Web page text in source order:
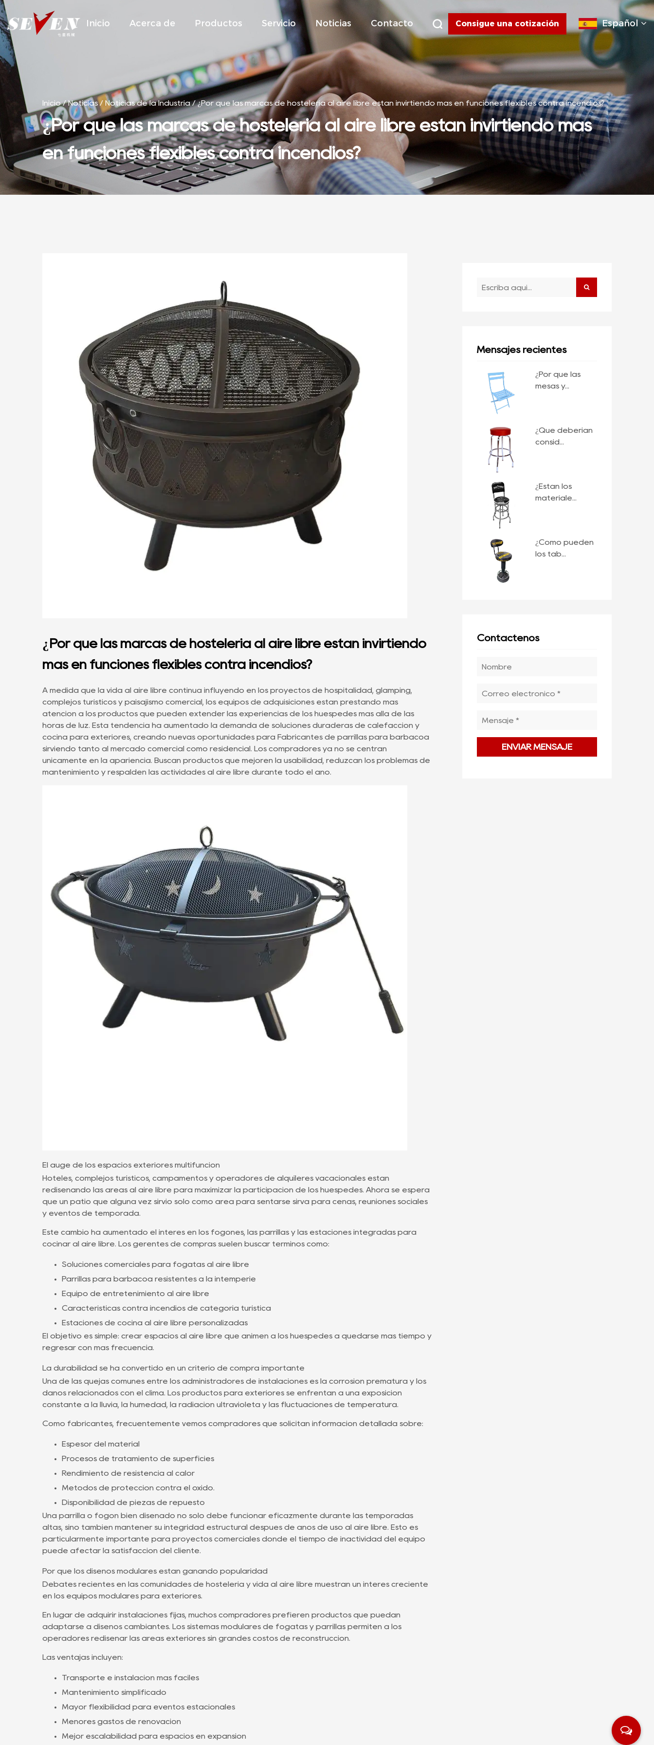
Inicio Acerca de Productos Servicio Noticias Contacto Consigue una cotización Español
Inicio/Noticias/ Noticias de la Industria/¿Por qué las marcas de hostelería al aire libre están invirtiendo más en funciones flexibles contra incendios?
¿Por qué las marcas de hostelería al aire libre están invirtiendo más
en funciones flexibles contra incendios?
¿Por qué las marcas de hostelería al aire libre están invirtiendo
más en funciones flexibles contra incendios?
A medida que la vida al aire libre continúa influyendo en los proyectos de hospitalidad, glamping,
complejos turísticos y paisajismo comercial, los equipos de adquisiciones están prestando más
atención a los productos que pueden extender las experiencias de los huéspedes más allá de las
horas de luz. Esta tendencia ha aumentado la demanda de soluciones duraderas de calefacción y
cocina para exteriores, creando nuevas oportunidades para Fabricantes de parrillas para barbacoa
sirviendo tanto al mercado comercial como residencial. Los compradores ya no se centran
únicamente en la apariencia. Buscan productos que mejoren la usabilidad, reduzcan los problemas de
mantenimiento y respalden las actividades al aire libre durante todo el año.
El auge de los espacios exteriores multifunción
Hoteles, complejos turísticos, campamentos y operadores de alquileres vacacionales están
rediseñando las áreas al aire libre para maximizar la participación de los huéspedes. Ahora se espera
que un patio que alguna vez sirvió solo como área para sentarse sirva para cenas, reuniones sociales
y eventos de temporada.
Este cambio ha aumentado el interés en los fogones, las parrillas y las estaciones integradas para
cocinar al aire libre. Los gerentes de compras suelen buscar términos como:
Soluciones comerciales para fogatas al aire libre
Parrillas para barbacoa resistentes a la intemperie
Equipo de entretenimiento al aire libre
Características contra incendios de categoría turística
Estaciones de cocina al aire libre personalizadas
El objetivo es simple: crear espacios al aire libre que animen a los huéspedes a quedarse más tiempo y
regresar con más frecuencia.
La durabilidad se ha convertido en un criterio de compra importante
Una de las quejas comunes entre los administradores de instalaciones es la corrosión prematura y los
daños relacionados con el clima. Los productos para exteriores se enfrentan a una exposición
constante a la lluvia, la humedad, la radiación ultravioleta y las fluctuaciones de temperatura.
Como fabricantes, frecuentemente vemos compradores que solicitan información detallada sobre:
Espesor del material
Procesos de tratamiento de superficies
Rendimiento de resistencia al calor
Métodos de protección contra el óxido.
Disponibilidad de piezas de repuesto
Una parrilla o fogón bien diseñado no sólo debe funcionar eficazmente durante las temporadas
altas, sino también mantener su integridad estructural después de años de uso al aire libre. Esto es
particularmente importante para proyectos comerciales donde el tiempo de inactividad del equipo
puede afectar la satisfacción del cliente.
Por qué los diseños modulares están ganando popularidad
Debates recientes en las comunidades de hostelería y vida al aire libre muestran un interés creciente
en los equipos modulares para exteriores.
En lugar de adquirir instalaciones fijas, muchos compradores prefieren productos que puedan
adaptarse a diseños cambiantes. Los sistemas modulares de fogatas y parrillas permiten a los
operadores rediseñar las áreas exteriores sin grandes costos de reconstrucción.
Las ventajas incluyen:
Transporte e instalación más fáciles
Mantenimiento simplificado
Mayor flexibilidad para eventos estacionales
Menores gastos de renovación
Mejor escalabilidad para espacios en expansión
Mensajes recientes
¿Por qué las
mesas y...
¿Qué deberían
consid...
¿Están los
materiale...
¿Cómo pueden
los tab...
Contáctenos